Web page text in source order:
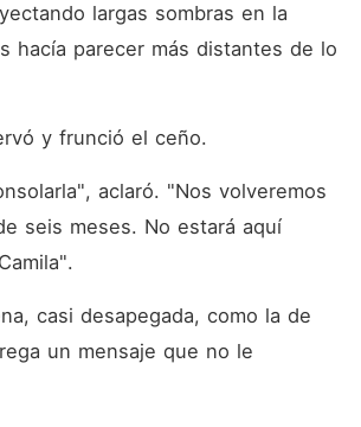
largas sombras en la
hacía parecer más distantes de lo
y frunció el ceño.
aclaró. "Nos volveremos
seis meses. No estará aquí
casi desapegada, como la de
un mensaje que no le